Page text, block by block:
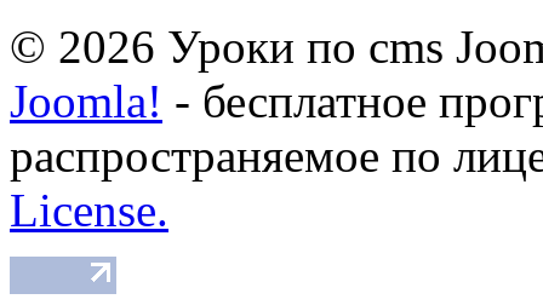
© 2026 Уроки по cms
Joomla! - бесплатное
распространяемое по
License.